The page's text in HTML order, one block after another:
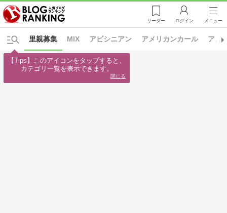
リーダー ログイン メニュー
MIX アビシニアン アメリカンカール アメ
里親募集
【Tips】このアイコンをタップすると、
カテゴリ一覧を表示できます。
閉じる